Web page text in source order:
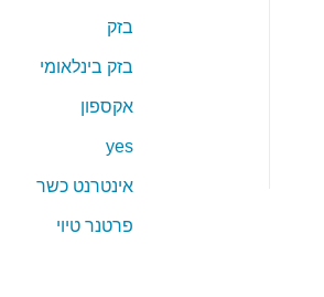
בזק
בזק בינלאומי
אקספון
yes
אינטרנט כשר
פרטנר טיוי